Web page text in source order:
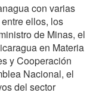
con varias
ellos, los
de Minas, el
en Materia
y Cooperación
Nacional, el
del sector